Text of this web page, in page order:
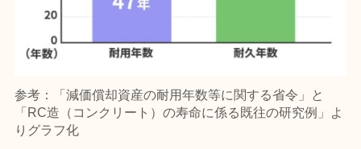
参考：「減価償却資産の耐用年数等に関する省令」と
「 RC造（コンクリート）の寿命に係る既往の研究例 」よ
りグラフ化